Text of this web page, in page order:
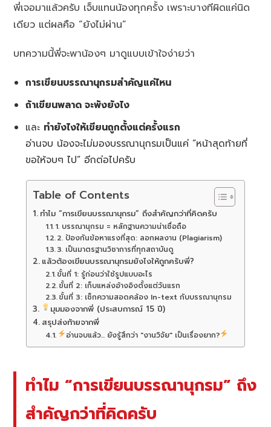
พี่เจอมาแล้วครับ เจ็บแทนน้องทุกครั้ง เพราะบางทีผิดแค่นิด
เดียว แต่ผลคือ “ยังไม่ผ่าน”
บทความนี้พี่จะพาน้องๆ มาดูแบบเข้าใจง่ายว่า
การเขียนบรรณานุกรมสำคัญแค่ไหน
ถ้าเขียนพลาด จะพังยังไง
และ ทำยังไงให้เขียนถูกตั้งแต่ครั้งแรก
อ่านจบ น้องจะไม่มองบรรณานุกรมเป็นแค่ “หน้าสุดท้ายที่
ขอให้จบๆ ไป” อีกต่อไปครับ
Table of Contents
ทำไม “การเขียนบรรณานุกรม” ถึงสำคัญกว่าที่คิดครับ
1. บรรณานุกรม = หลักฐานความน่าเชื่อถือ
2. ป้องกันข้อหาแรงที่สุด: ลอกผลงาน (Plagiarism)
3. เป็นมาตรฐานวิชาการที่ทุกสถาบันดู
แล้วต้องเขียนบรรณานุกรมยังไงให้ถูกครับพี่?
ขั้นที่ 1: รู้ก่อนว่าใช้รูปแบบอะไร
ขั้นที่ 2: เก็บแหล่งอ้างอิงตั้งแต่วันแรก
ขั้นที่ 3: เช็กความสอดคล้อง In-text กับบรรณานุกรม
มุมมองจากพี่ (ประสบการณ์ 15 ปี)
สรุปส่งท้ายจากพี่
อ่านจบแล้ว... ยังรู้สึกว่า "งานวิจัย" เป็นเรื่องยาก?
ทำไม “การเขียนบรรณานุกรม” ถึง
สำคัญกว่าที่คิดครับ